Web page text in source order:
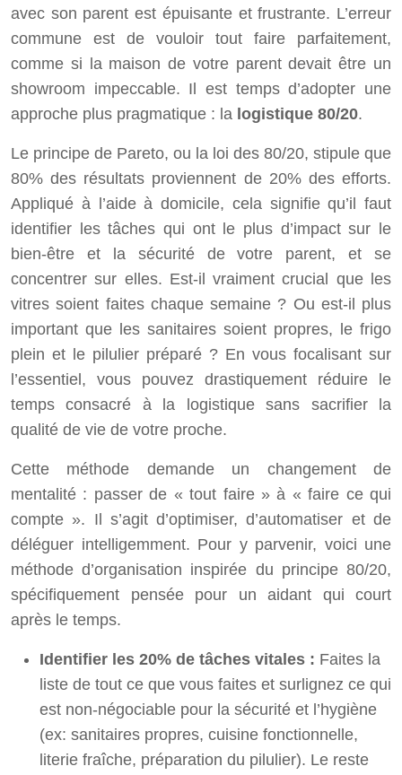
avec son parent est épuisante et frustrante. L’erreur
commune est de vouloir tout faire parfaitement,
comme si la maison de votre parent devait être un
showroom impeccable. Il est temps d’adopter une
approche plus pragmatique : la logistique 80/20.
Le principe de Pareto, ou la loi des 80/20, stipule que
80% des résultats proviennent de 20% des efforts.
Appliqué à l’aide à domicile, cela signifie qu’il faut
identifier les tâches qui ont le plus d’impact sur le
bien-être et la sécurité de votre parent, et se
concentrer sur elles. Est-il vraiment crucial que les
vitres soient faites chaque semaine ? Ou est-il plus
important que les sanitaires soient propres, le frigo
plein et le pilulier préparé ? En vous focalisant sur
l’essentiel, vous pouvez drastiquement réduire le
temps consacré à la logistique sans sacrifier la
qualité de vie de votre proche.
Cette méthode demande un changement de
mentalité : passer de « tout faire » à « faire ce qui
compte ». Il s’agit d’optimiser, d’automatiser et de
déléguer intelligemment. Pour y parvenir, voici une
méthode d’organisation inspirée du principe 80/20,
spécifiquement pensée pour un aidant qui court
après le temps.
Identifier les 20% de tâches vitales : Faites la
liste de tout ce que vous faites et surlignez ce qui
est non-négociable pour la sécurité et l’hygiène
(ex: sanitaires propres, cuisine fonctionnelle,
literie fraîche, préparation du pilulier). Le reste